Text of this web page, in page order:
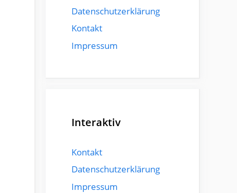
Datenschutzerklärung
Kontakt
Impressum
Interaktiv
Kontakt
Datenschutzerklärung
Impressum